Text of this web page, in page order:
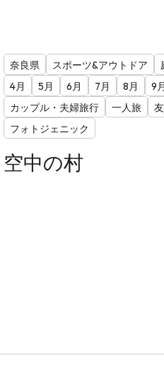
奈良県 スポーツ&アウトドア
4月
5月 6月 7月 8月 9月
カップル・夫婦旅行
一人旅
フォトジェニック
空中の村